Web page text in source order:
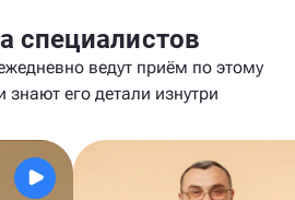
специалистов
ведут приём по этому
его детали изнутри